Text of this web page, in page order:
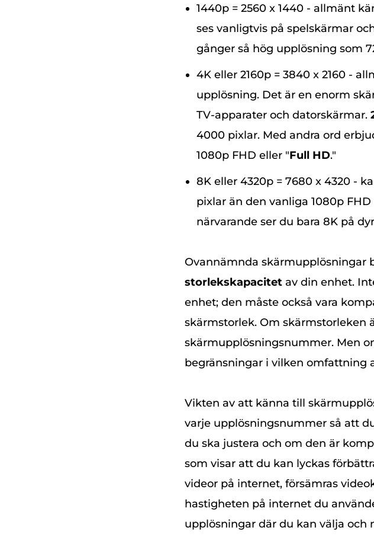
1440p = 2560 x 1440 - allmänt
ses vanligtvis på spelskärmar
gånger så hög upplösning som
4K eller 2160p = 3840 x 2160 -
upplösning. Det är en enorm
TV-apparater och datorskärmar.
4000 pixlar. Med andra ord
1080p FHD eller "Full HD."
8K eller 4320p = 7680 x 4320 -
pixlar än den vanliga 1080p
närvarande ser du bara 8K på
Ovannämnda skärmupplösningar
storlekskapacitet av din enhet.
enhet; den måste också vara
skärmstorlek. Om skärmstorleken
skärmupplösningsnummer. Men
begränsningar i vilken omfattning
Vikten av att känna till
varje upplösningsnummer så att
du ska justera och om den är
som visar att du kan lyckas
videor på internet, försämras
hastigheten på internet du
upplösningar där du kan välja